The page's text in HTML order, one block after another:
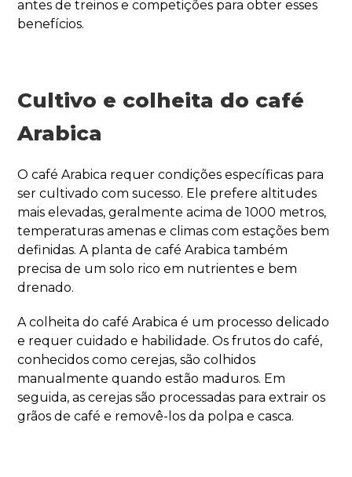
antes de treinos e competições para obter esses
benefícios.
Cultivo e colheita do café
Arabica
O café Arabica requer condições específicas para
ser cultivado com sucesso. Ele prefere altitudes
mais elevadas, geralmente acima de 1000 metros,
temperaturas amenas e climas com estações bem
definidas. A planta de café Arabica também
precisa de um solo rico em nutrientes e bem
drenado.
A colheita do café Arabica é um processo delicado
e requer cuidado e habilidade. Os frutos do café,
conhecidos como cerejas, são colhidos
manualmente quando estão maduros. Em
seguida, as cerejas são processadas para extrair os
grãos de café e removê-los da polpa e casca.